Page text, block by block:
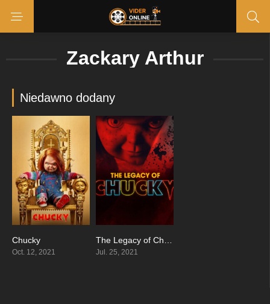
Zackary Arthur
Niedawno dodany
Chucky
Oct. 12, 2021
0
Jul. 25, 2021